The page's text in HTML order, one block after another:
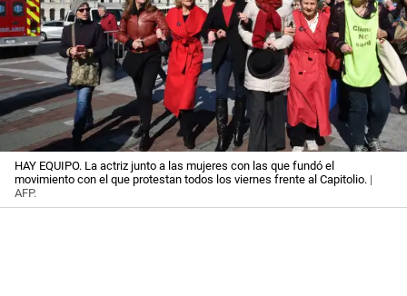
HAY EQUIPO. La actriz junto a las mujeres con las que fundó el
movimiento con el que protestan todos los viernes frente al Capitolio. |
AFP.